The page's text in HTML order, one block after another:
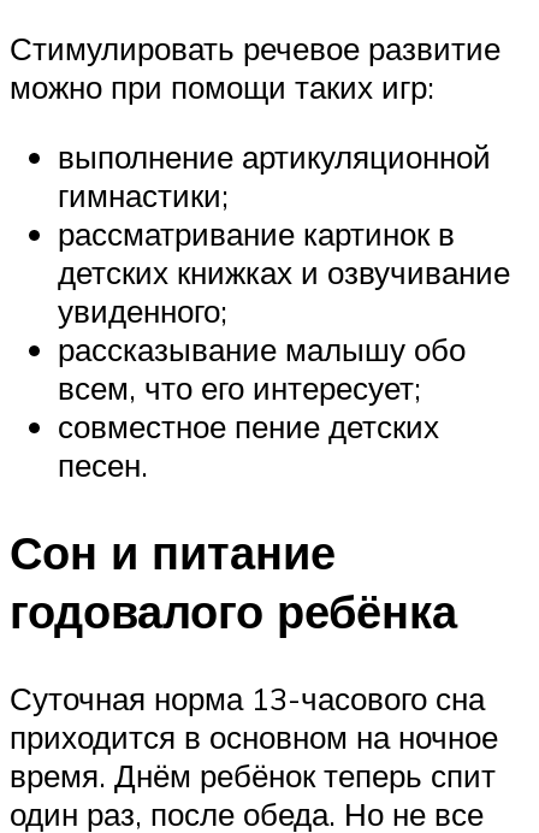
Стимулировать речевое развитие
можно при помощи таких игр:
выполнение артикуляционной
гимнастики;
рассматривание картинок в
детских книжках и озвучивание
увиденного;
рассказывание малышу обо
всем, что его интересует;
совместное пение детских
песен.
Сон и питание
годовалого ребёнка
Суточная норма 13-часового сна
приходится в основном на ночное
время. Днём ребёнок теперь спит
один раз, после обеда. Но не все